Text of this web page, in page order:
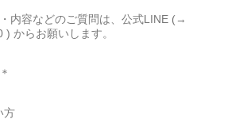
内容などのご質問は、公式LINE (→
からお願いします。
方